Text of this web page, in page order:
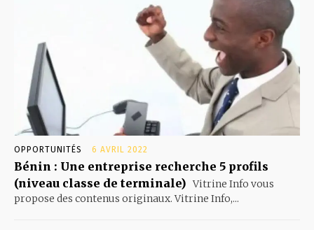
OPPORTUNITÉS 6 AVRIL 2022
Bénin : Une entreprise recherche 5 profils
(niveau classe de terminale) Vitrine Info vous
propose des contenus originaux. Vitrine Info,...